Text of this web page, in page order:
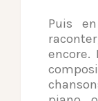
Puis
encore.